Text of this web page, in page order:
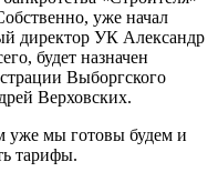
уже начал
директор УК Александр
будет назначен
Выборгского
Верховских.
уже мы готовы будем и
тарифы.